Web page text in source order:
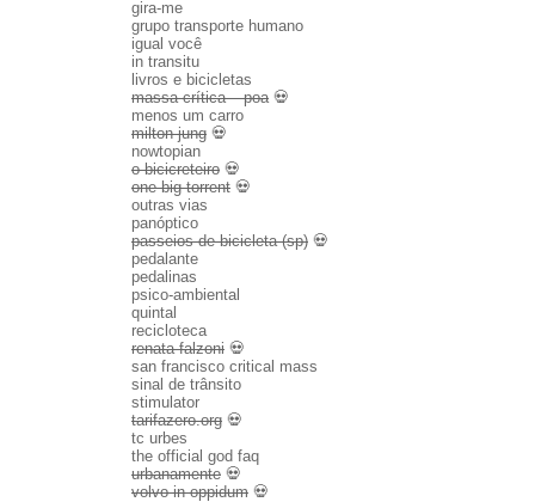
gira-me
grupo transporte humano
igual você
in transitu
livros e bicicletas
massa crítica – poa💀
menos um carro
milton jung 💀
nowtopian
o bicicreteiro 💀
one big torrent 💀
outras vias
panóptico
passeios de bicicleta (sp) 💀
pedalante
pedalinas
psico-ambiental
quintal
recicloteca
renata falzoni 💀
san francisco critical mass
sinal de trânsito
stimulator
tarifazero.org 💀
tc urbes
the official god faq
urbanamente 💀
volvo in oppidum 💀